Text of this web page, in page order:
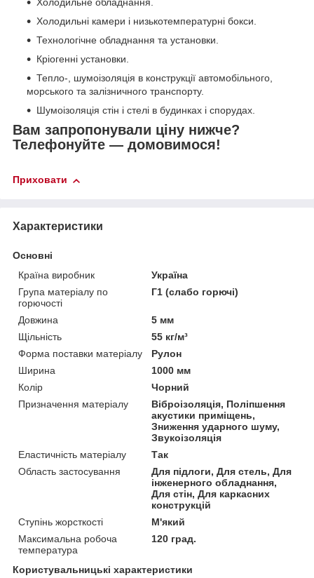
Холодильні камери і низькотемпературні бокси.
Технологічне обладнання та установки.
Кріогенні установки.
Тепло-, шумоізоляція в конструкції автомобільного,
морського та залізничного транспорту.
Шумоізоляція стін і стелі в будинках і спорудах.
Вам запропонували ціну нижче?
Телефонуйте ― домовимося!
Приховати
Характеристики
Основні
Країна виробник
Україна
Група матеріалу по
горючості
Г1 (слабо горючі)
Довжина
5 мм
Щільність
55 кг/м³
Форма поставки матеріалу
Рулон
Ширина
1000 мм
Колір
Чорний
Призначення матеріалу
Віброізоляція, Поліпшення
акустики приміщень,
Зниження ударного шуму,
Звукоізоляція
Еластичність матеріалу
Так
Область застосування
Для підлоги, Для стель, Для
інженерного обладнання,
Для стін, Для каркасних
конструкцій
Ступінь жорсткості
М'який
Максимальна робоча
температура
120 град.
Користувальницькі характеристики